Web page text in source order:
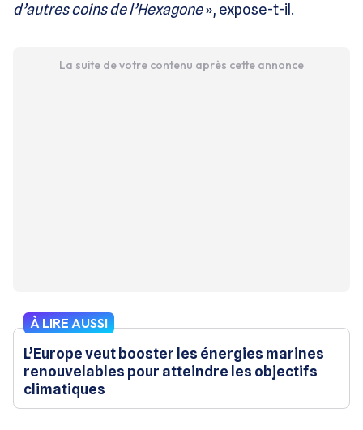
d’autres coins de l’Hexagone», expose-t-il.
La suite de votre contenu après cette annonce
À LIRE AUSSI
L’Europe veut booster les énergies marines
renouvelables pour atteindre les objectifs
climatiques